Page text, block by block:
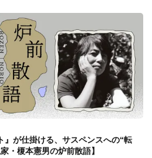
』が仕掛ける、サスペンスへの“転
・榎本憲男の炉前散語】